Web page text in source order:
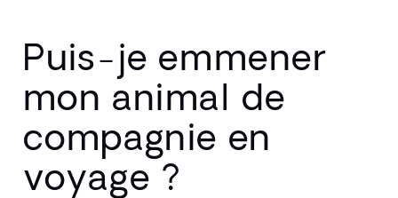
Puis-je emmener
mon animal de
compagnie en
voyage ?